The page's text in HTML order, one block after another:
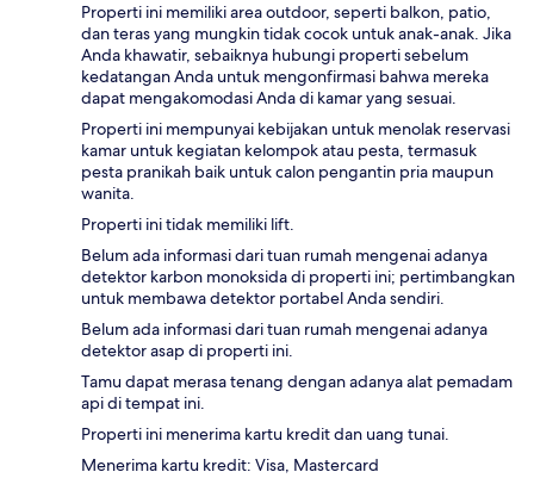
Properti ini memiliki area outdoor, seperti balkon, patio,
dan teras yang mungkin tidak cocok untuk anak-anak. Jika
Anda khawatir, sebaiknya hubungi properti sebelum
kedatangan Anda untuk mengonfirmasi bahwa mereka
dapat mengakomodasi Anda di kamar yang sesuai.
Properti ini mempunyai kebijakan untuk menolak reservasi
kamar untuk kegiatan kelompok atau pesta, termasuk
pesta pranikah baik untuk calon pengantin pria maupun
wanita.
Properti ini tidak memiliki lift.
Belum ada informasi dari tuan rumah mengenai adanya
detektor karbon monoksida di properti ini; pertimbangkan
untuk membawa detektor portabel Anda sendiri.
Belum ada informasi dari tuan rumah mengenai adanya
detektor asap di properti ini.
Tamu dapat merasa tenang dengan adanya alat pemadam
api di tempat ini.
Properti ini menerima kartu kredit dan uang tunai.
Menerima kartu kredit: Visa, Mastercard